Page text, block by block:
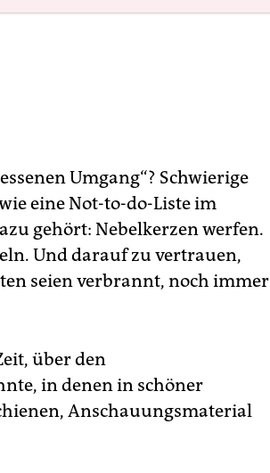
Umgang“? Schwierige
eine Not-to-do-Liste im
gehört: Nebelkerzen werfen.
Und darauf zu vertrauen,
seien verbrannt, noch immer
über den
in denen in schöner
Anschauungsmaterial